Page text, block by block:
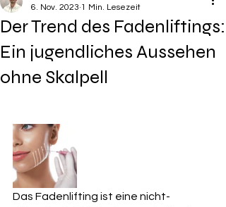
Der Trend des Fadenliftings:
Ein jugendliches Aussehen
ohne Skalpell
6. Nov. 2023 1 Min. Lesezeit
Das Fadenlifting ist eine nicht-